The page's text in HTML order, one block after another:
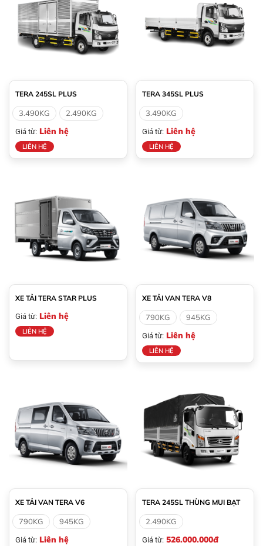
TERA 245SL PLUS
3.490KG 2.490KG
Giá từ: Liên hệ
LIÊN HỆ
TERA 345SL PLUS
3.490KG
Giá từ: Liên hệ
LIÊN HỆ
XE TẢI TERA STAR PLUS
Giá từ: Liên hệ
LIÊN HỆ
XE TẢI VAN TERA V8
790KG 945KG
Giá từ: Liên hệ
LIÊN HỆ
XE TẢI VAN TERA V6
790KG 945KG
Giá từ: Liên hệ
TERA 245SL THÙNG MUI BẠT
2.490KG
Giá từ: 526.000.000đ